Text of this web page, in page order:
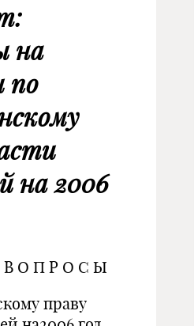
на
по
на 2006
О П Р О С Ы
праву